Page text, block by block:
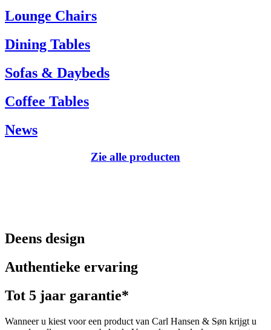
Tel.: +45 66 12 14 04
info@carlhansen.dk
Lounge Chairs
Dining Tables
Sofas & Daybeds
Coffee Tables
News
Zie alle producten
Deens design
Authentieke ervaring
Tot 5 jaar garantie*
Wanneer u kiest voor een product van Carl Hansen & Søn krijgt u